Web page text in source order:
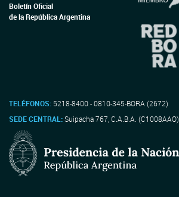
Boletín Oficial
de la República Argentina
TELÉFONOS: 5218-8400 - 0810-345-BORA (2672)
SEDE CENTRAL:Suipacha 767, C.A.B.A. (C1008AAO)